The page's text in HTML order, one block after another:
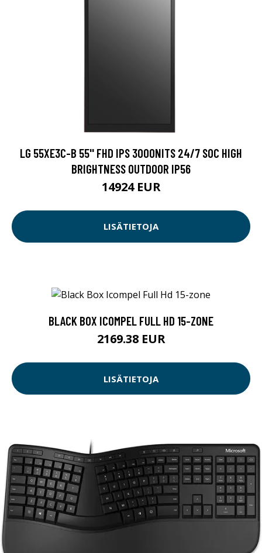
LG 55XE3C-B 55'' FHD IPS 3000NITS 24/7 SOC HIGH
BRIGHTNESS OUTDOOR IP56
14924 EUR
LISÄTIETOJA
BLACK BOX ICOMPEL FULL HD 15-ZONE
2169.38 EUR
LISÄTIETOJA